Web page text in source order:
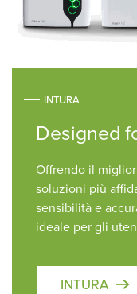
INTURA
Designed
Offrendo il
soluzioni più
sensibilità e
ideale per gli
INTURA